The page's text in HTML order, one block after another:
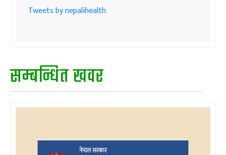
Tweets by nepalihealth
सम्बन्धित खवर